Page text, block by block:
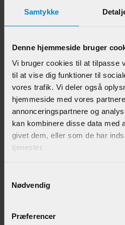
Samtykke
Denne hjemmeside bruger
Vi bruger cookies til at tilpasse
til at vise dig funktioner til
vores trafik. Vi deler også
hjemmeside med vores
annonceringspartnere og
kan kombinere disse data med
givet dem, eller som de har
tjenester.
Nødvendig
Præferencer
Varenr.: